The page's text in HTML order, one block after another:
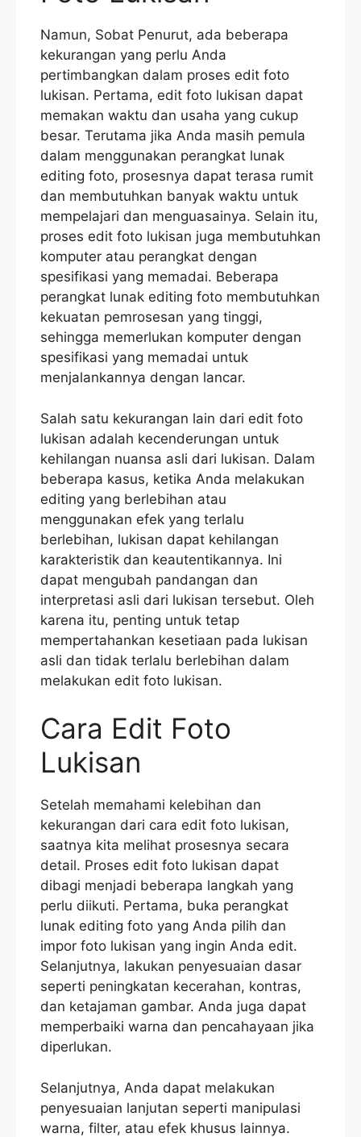
Namun, Sobat Penurut, ada beberapa
kekurangan yang perlu Anda
pertimbangkan dalam proses edit foto
lukisan. Pertama, edit foto lukisan dapat
memakan waktu dan usaha yang cukup
besar. Terutama jika Anda masih pemula
dalam menggunakan perangkat lunak
editing foto, prosesnya dapat terasa rumit
dan membutuhkan banyak waktu untuk
mempelajari dan menguasainya. Selain itu,
proses edit foto lukisan juga membutuhkan
komputer atau perangkat dengan
spesifikasi yang memadai. Beberapa
perangkat lunak editing foto membutuhkan
kekuatan pemrosesan yang tinggi,
sehingga memerlukan komputer dengan
spesifikasi yang memadai untuk
menjalankannya dengan lancar.
Salah satu kekurangan lain dari edit foto
lukisan adalah kecenderungan untuk
kehilangan nuansa asli dari lukisan. Dalam
beberapa kasus, ketika Anda melakukan
editing yang berlebihan atau
menggunakan efek yang terlalu
berlebihan, lukisan dapat kehilangan
karakteristik dan keautentikannya. Ini
dapat mengubah pandangan dan
interpretasi asli dari lukisan tersebut. Oleh
karena itu, penting untuk tetap
mempertahankan kesetiaan pada lukisan
asli dan tidak terlalu berlebihan dalam
melakukan edit foto lukisan.
Cara Edit Foto
Lukisan
Setelah memahami kelebihan dan
kekurangan dari cara edit foto lukisan,
saatnya kita melihat prosesnya secara
detail. Proses edit foto lukisan dapat
dibagi menjadi beberapa langkah yang
perlu diikuti. Pertama, buka perangkat
lunak editing foto yang Anda pilih dan
impor foto lukisan yang ingin Anda edit.
Selanjutnya, lakukan penyesuaian dasar
seperti peningkatan kecerahan, kontras,
dan ketajaman gambar. Anda juga dapat
memperbaiki warna dan pencahayaan jika
diperlukan.
Selanjutnya, Anda dapat melakukan
penyesuaian lanjutan seperti manipulasi
warna, filter, atau efek khusus lainnya.